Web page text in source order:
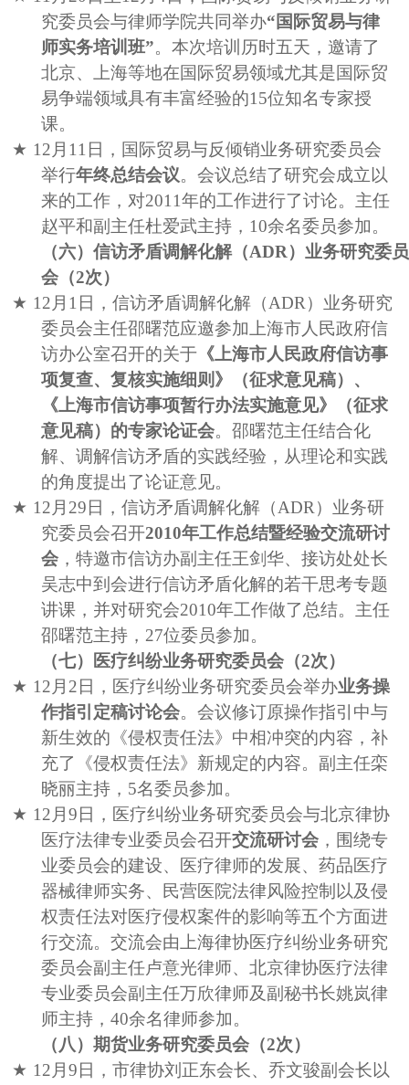
究委员会与律师学院共同举办“国际贸易与律
师实务培训班”。本次培训历时五天，邀请了
北京、上海等地在国际贸易领域尤其是国际贸
易争端领域具有丰富经验的15位知名专家授
课。
★ 12 月 11 日，国际贸易与反倾销业务研究委员会
举行年终总结会议。会议总结了研究会成立以
来的工作，对2011年的工作进行了讨论。 主任
赵平和副主任杜爱武主持， 10余名委员参加。
（六）信访矛盾调解化解（ADR）业务研究委员
会（2次）
★ 12 月 1 日，信访矛盾调解化解（ ADR ）业务研究
委员会主任邵曙范应邀参加上海市人民政府信
访办公室召开的关于 《上海市人民政府信访事
项复查、复核实施细则》（征求意见稿）、
《上海市信访事项暂行办法实施意见》（征求
意见稿）的专家论证会。邵曙范主任结合化
解、调解信访矛盾的实践经验，从理论和实践
的角度提出了论证意见。
★ 12 月 29 日，信访矛盾调解化解（ ADR ）业务研
究委员会召开2010年工作总结暨经验交流研讨
会 ，特邀市信访办副主任王剑华、接访处处长
吴志中到会进行信访矛盾化解的若干思考专题
讲课，并对研究会2010年工作做了总结。主任
邵曙范主持， 27位委员参加。
（七）医疗纠纷业务研究委员会（2次）
★ 12 月 2 日，医疗纠纷业务研究委员会举办业务操
作指引定稿讨论会。会议修订原操作指引中与
新生效的《侵权责任法》中相冲突的内容，补
充了《侵权责任法》新规定的内容。副主任栾
晓丽主持， 5名委员参加。
★ 12 月9 日，医疗纠纷业务研究委员会与北京律协
医疗法律专业委员会召开交流研讨会 ，围绕专
业委员会的建设、医疗律师的发展、药品医疗
器械律师实务、民营医院法律风险控制以及侵
权责任法对医疗侵权案件的影响等五个方面进
行交流。交流会由上海律协医疗纠纷业务研究
委员会副主任卢意光律师、北京律协医疗法律
专业委员会副主任万欣律师及副秘书长姚岚律
师主持，40余名律师参加。
（八）期货业务研究委员会（2次）
★ 12 月9 日，市律协刘正东会长、乔文骏副会长以